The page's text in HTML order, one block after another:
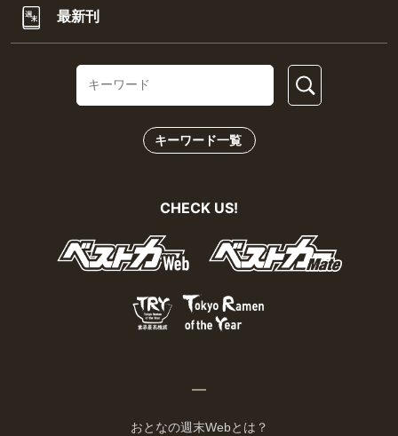
最新刊
キーワード一覧
CHECK US!
おとなの週末Webとは？